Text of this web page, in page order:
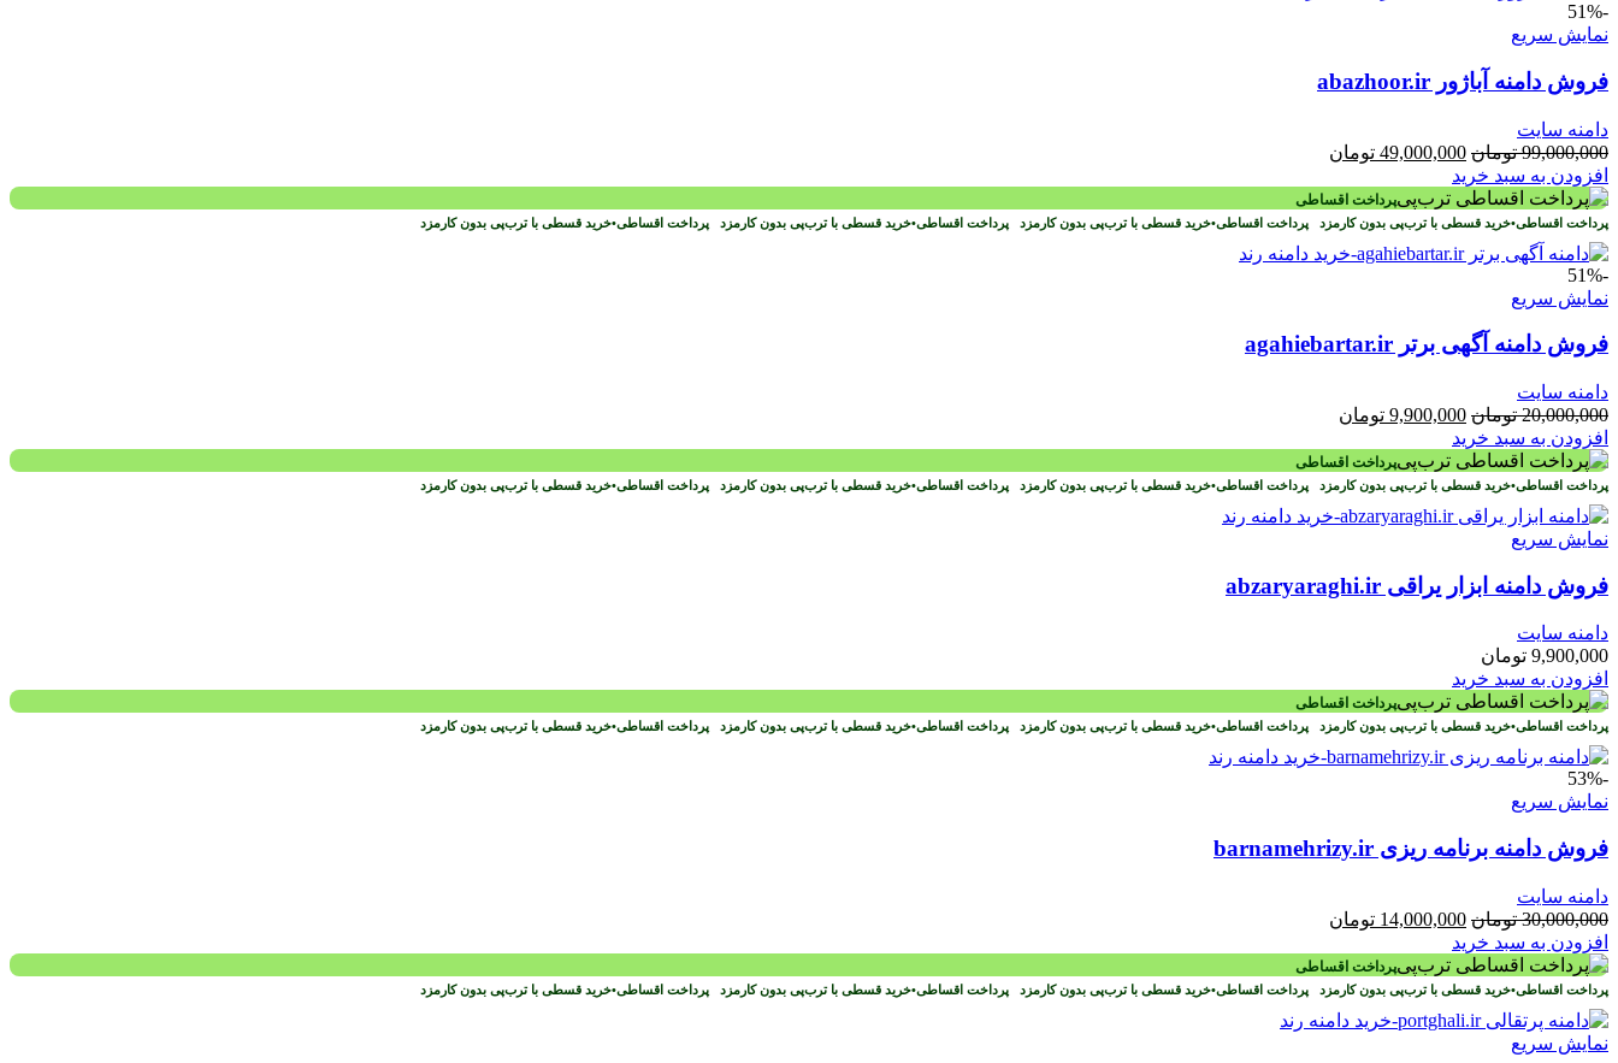
-51%
نمایش سریع
فروش دامنه آباژور abazhoor.ir
دامنه سایت
99,000,000 تومان قیمت
اصلی
99,000,000 تومان
بود.
49,000,000 تومان
است.
افزودن به سبد خرید
پرداخت اقساطی
پرداخت اقساطی•خرید قسطی با ترب‌پی بدون کارمزد پرداخت اقساطی•خرید قسطی با ترب‌پی بدون کارمزد پرداخت اقساطی•خرید قسطی با ترب‌پی بدون کارمزد پرداخت اقساطی•خرید قسطی با ترب‌پی بدون کارمزد
-51%
نمایش سریع
فروش دامنه آگهی برتر agahiebartar.ir
دامنه سایت
20,000,000 تومان قیمت
اصلی
20,000,000 تومان
بود.
9,900,000 تومان
است.
افزودن به سبد خرید
پرداخت اقساطی
پرداخت اقساطی•خرید قسطی با ترب‌پی بدون کارمزد پرداخت اقساطی•خرید قسطی با ترب‌پی بدون کارمزد پرداخت اقساطی•خرید قسطی با ترب‌پی بدون کارمزد پرداخت اقساطی•خرید قسطی با ترب‌پی بدون کارمزد
نمایش سریع
فروش دامنه ابزار یراقی abzaryaraghi.ir
دامنه سایت
9,900,000 تومان
افزودن به سبد خرید
پرداخت اقساطی
پرداخت اقساطی•خرید قسطی با ترب‌پی بدون کارمزد پرداخت اقساطی•خرید قسطی با ترب‌پی بدون کارمزد پرداخت اقساطی•خرید قسطی با ترب‌پی بدون کارمزد پرداخت اقساطی•خرید قسطی با ترب‌پی بدون کارمزد
-53%
نمایش سریع
فروش دامنه برنامه ریزی barnamehrizy.ir
دامنه سایت
30,000,000 تومان قیمت
اصلی
30,000,000 تومان
بود.
14,000,000 تومان
است.
افزودن به سبد خرید
پرداخت اقساطی
پرداخت اقساطی•خرید قسطی با ترب‌پی بدون کارمزد پرداخت اقساطی•خرید قسطی با ترب‌پی بدون کارمزد پرداخت اقساطی•خرید قسطی با ترب‌پی بدون کارمزد پرداخت اقساطی•خرید قسطی با ترب‌پی بدون کارمزد
نمایش سریع